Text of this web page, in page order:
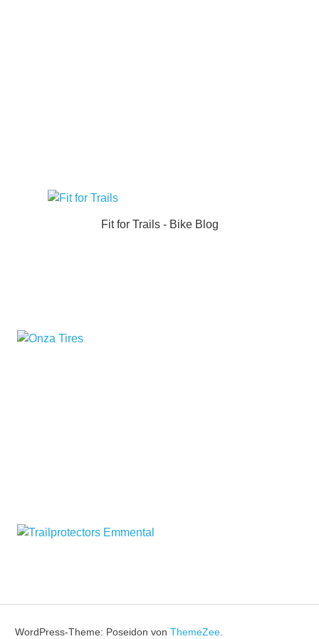
Fit for Trails - Bike Blog
WordPress-Theme: Poseidon von ThemeZee